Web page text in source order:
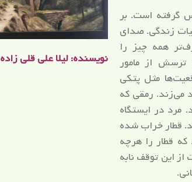
گرفته است. بر
زندگی. صدای
همه چیز را
ترسش از مامور
مثل پتکی
می‌زند. رمقی که
مرد در ایستگاه
قطار خراب شده
که قطار را هرچه
این توقف نابه
نویسنده: لیلا علی قلی زاده